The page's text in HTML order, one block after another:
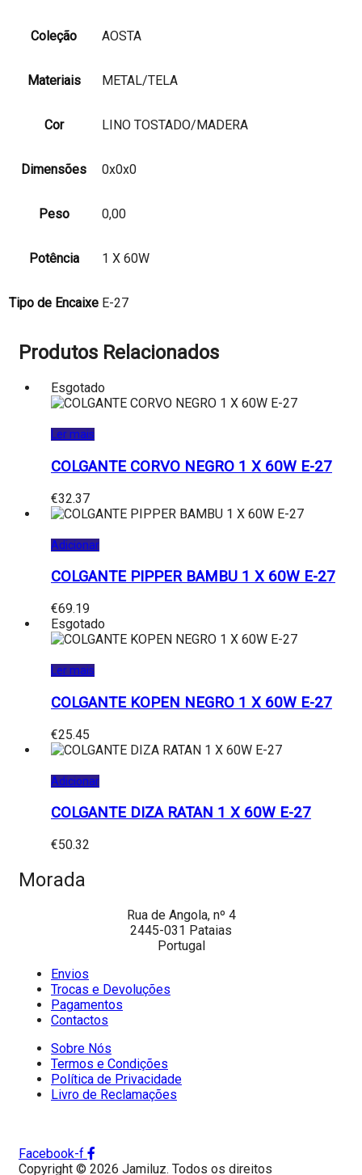
Coleção AOSTA
Materiais METAL/TELA
Cor LINO TOSTADO/MADERA
Dimensões 0x0x0
Peso 0,00
Potência 1 X 60W
Tipo de Encaixe E-27
Produtos Relacionados
Esgotado
Ler mais
COLGANTE CORVO NEGRO 1 X 60W E-27
€32.37
Adicionar
COLGANTE PIPPER BAMBU 1 X 60W E-27
€69.19
Esgotado
Ler mais
COLGANTE KOPEN NEGRO 1 X 60W E-27
€25.45
Adicionar
COLGANTE DIZA RATAN 1 X 60W E-27
€50.32
Morada
Rua de Angola, nº 4
2445-031 Pataias
Portugal
Envios
Trocas e Devoluções
Pagamentos
Contactos
Sobre Nós
Termos e Condições
Política de Privacidade
Livro de Reclamações
Facebook-f
Copyright © 2026 Jamiluz. Todos os direitos